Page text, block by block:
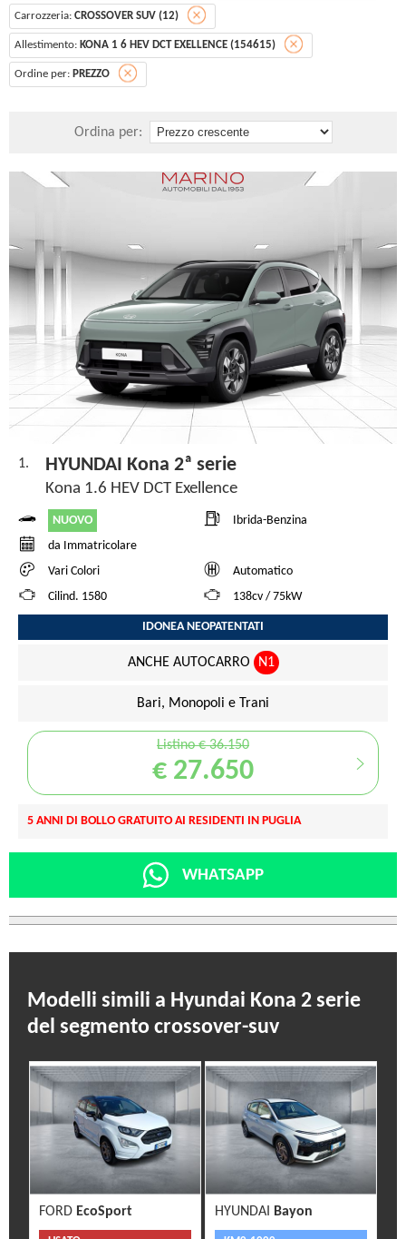
Carrozzeria: CROSSOVER SUV (12)
Allestimento: KONA 1 6 HEV DCT EXELLENCE (154615)
Ordine per: PREZZO
Ordina per:
1. HYUNDAI Kona 2ª serie
Kona 1.6 HEV DCT Exellence
NUOVO
Ibrida-Benzina
da Immatricolare
Vari Colori
Automatico
Cilind. 1580
138cv / 75kW
IDONEA NEOPATENTATI
ANCHE AUTOCARRO N1
Bari, Monopoli e Trani
Listino € 36.150
€ 27.650
5 ANNI DI BOLLO GRATUITO AI RESIDENTI IN PUGLIA
WHATSAPP
Modelli simili a Hyundai Kona 2 serie
del segmento crossover-suv
FORD EcoSport HYUNDAI Bayon